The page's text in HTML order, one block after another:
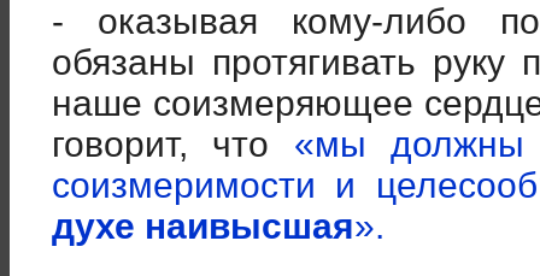
- оказывая кому-либо
обязаны протягивать
наше соизмеряющее
говорит, что «мы должны
соизмеримости и
духе наивысшая».